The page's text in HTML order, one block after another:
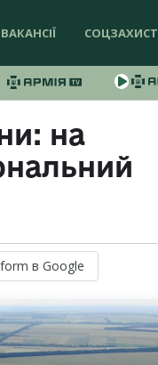
ВАКАНСІЇ СОЦЗАХИСТ
на
в Google